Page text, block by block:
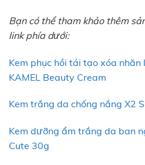
Bạn có thể tham khảo thêm
link phía dưới:
Kem phục hồi tái tạo xóa
KAMEL Beauty Cream
Kem trắng da chống nắng X2
Kem dưỡng ẩm trắng da ban
Cute 30g